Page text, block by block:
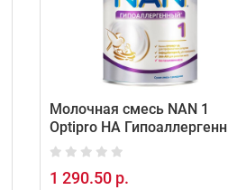
Молочная смесь NAN 1
Optipro HA
с рождения, 400 гр
1 290.50 р.